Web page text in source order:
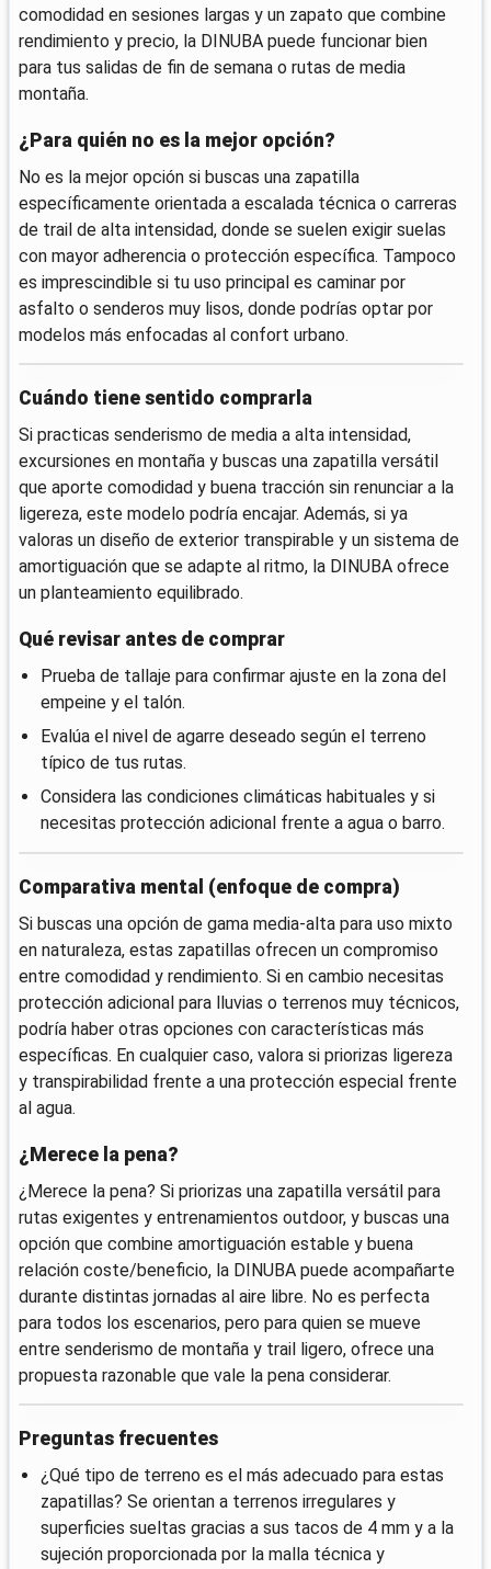
comodidad en sesiones largas y un zapato que combine
rendimiento y precio, la DINUBA puede funcionar bien
para tus salidas de fin de semana o rutas de media
montaña.
¿Para quién no es la mejor opción?
No es la mejor opción si buscas una zapatilla
específicamente orientada a escalada técnica o carreras
de trail de alta intensidad, donde se suelen exigir suelas
con mayor adherencia o protección específica. Tampoco
es imprescindible si tu uso principal es caminar por
asfalto o senderos muy lisos, donde podrías optar por
modelos más enfocadas al confort urbano.
Cuándo tiene sentido comprarla
Si practicas senderismo de media a alta intensidad,
excursiones en montaña y buscas una zapatilla versátil
que aporte comodidad y buena tracción sin renunciar a la
ligereza, este modelo podría encajar. Además, si ya
valoras un diseño de exterior transpirable y un sistema de
amortiguación que se adapte al ritmo, la DINUBA ofrece
un planteamiento equilibrado.
Qué revisar antes de comprar
Prueba de tallaje para confirmar ajuste en la zona del
empeine y el talón.
Evalúa el nivel de agarre deseado según el terreno
típico de tus rutas.
Considera las condiciones climáticas habituales y si
necesitas protección adicional frente a agua o barro.
Comparativa mental (enfoque de compra)
Si buscas una opción de gama media-alta para uso mixto
en naturaleza, estas zapatillas ofrecen un compromiso
entre comodidad y rendimiento. Si en cambio necesitas
protección adicional para lluvias o terrenos muy técnicos,
podría haber otras opciones con características más
específicas. En cualquier caso, valora si priorizas ligereza
y transpirabilidad frente a una protección especial frente
al agua.
¿Merece la pena?
¿Merece la pena? Si priorizas una zapatilla versátil para
rutas exigentes y entrenamientos outdoor, y buscas una
opción que combine amortiguación estable y buena
relación coste/beneficio, la DINUBA puede acompañarte
durante distintas jornadas al aire libre. No es perfecta
para todos los escenarios, pero para quien se mueve
entre senderismo de montaña y trail ligero, ofrece una
propuesta razonable que vale la pena considerar.
Preguntas frecuentes
¿Qué tipo de terreno es el más adecuado para estas
zapatillas? Se orientan a terrenos irregulares y
superficies sueltas gracias a sus tacos de 4 mm y a la
sujeción proporcionada por la malla técnica y